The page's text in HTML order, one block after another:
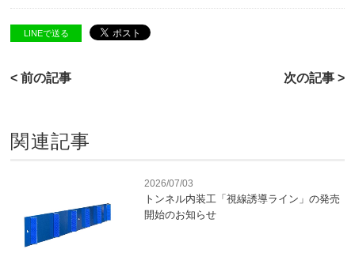
LINEで送る
< 前の記事 次の記事 >
関連記事
2026/07/03
トンネル内装工「視線誘導ライン」の発売
開始のお知らせ